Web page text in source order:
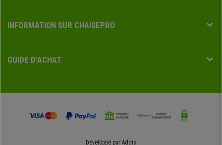
INFORMATION SUR CHAISEPRO
GUIDE D'ACHAT
Développé par Addis